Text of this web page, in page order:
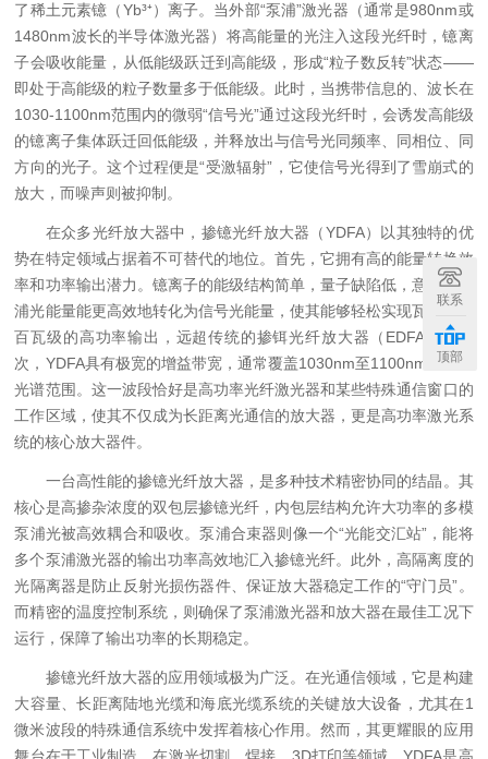
了稀土元素镱（Yb³⁺）离子。当外部“泵浦”激光器（通常是980nm或
1480nm波长的半导体激光器）将高能量的光注入这段光纤时，镱离
子会吸收能量，从低能级跃迁到高能级，形成“粒子数反转”状态——
即处于高能级的粒子数量多于低能级。此时，当携带信息的、波长在
1030-1100nm范围内的微弱“信号光”通过这段光纤时，会诱发高能级
的镱离子集体跃迁回低能级，并释放出与信号光同频率、同相位、同
方向的光子。这个过程便是“受激辐射”，它使信号光得到了雪崩式的
放大，而噪声则被抑制。
在众多光纤放大器中，掺镱光纤放大器（YDFA）以其独特的优
势在特定领域占据着不可替代的地位。首先，它拥有高的能量转换效
率和功率输出潜力。镱离子的能级结构简单，量子缺陷低，意味着泵
浦光能量能更高效地转化为信号光能量，使其能够轻松实现瓦级甚至
百瓦级的高功率输出，远超传统的掺铒光纤放大器（EDFA）。其
次，YDFA具有极宽的增益带宽，通常覆盖1030nm至1100nm以上的
光谱范围。这一波段恰好是高功率光纤激光器和某些特殊通信窗口的
工作区域，使其不仅成为长距离光通信的放大器，更是高功率激光系
统的核心放大器件。
一台高性能的掺镱光纤放大器，是多种技术精密协同的结晶。其
核心是高掺杂浓度的双包层掺镱光纤，内包层结构允许大功率的多模
泵浦光被高效耦合和吸收。泵浦合束器则像一个“光能交汇站”，能将
多个泵浦激光器的输出功率高效地汇入掺镱光纤。此外，高隔离度的
光隔离器是防止反射光损伤器件、保证放大器稳定工作的“守门员”。
而精密的温度控制系统，则确保了泵浦激光器和放大器在最佳工况下
运行，保障了输出功率的长期稳定。
掺镱光纤放大器的应用领域极为广泛。在光通信领域，它是构建
大容量、长距离陆地光缆和海底光缆系统的关键放大设备，尤其在1
微米波段的特殊通信系统中发挥着核心作用。然而，其更耀眼的应用
联系
顶部